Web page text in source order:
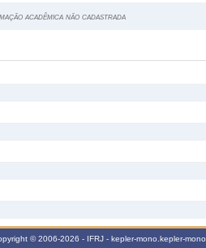
acadêmica não cadastrada
© 2006-2026 - IFRJ - kepler-mono.kepler-mono